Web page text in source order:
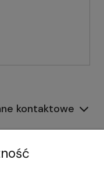
kontaktowe
Informacje
i dostawa